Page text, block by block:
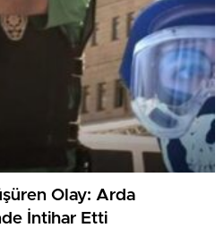
Olay: Arda
İntihar Etti